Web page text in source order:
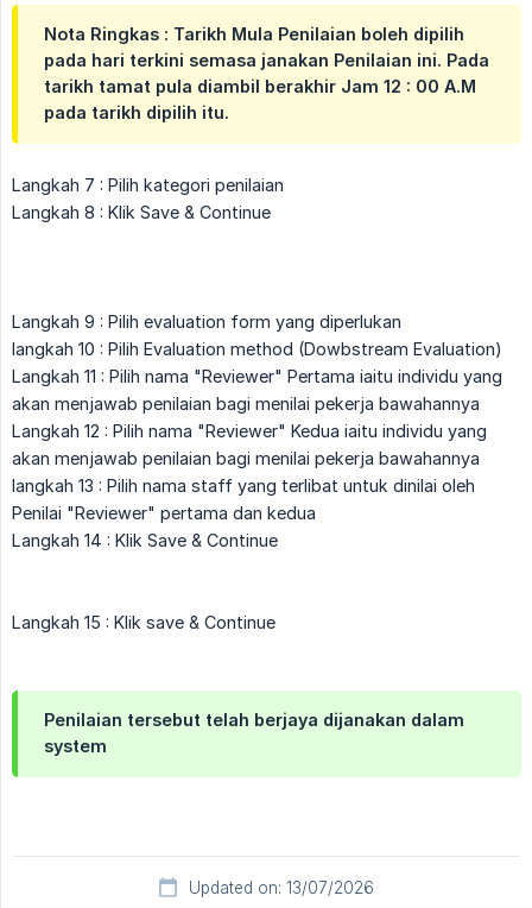
Nota Ringkas : Tarikh Mula Penilaian boleh dipilih
pada hari terkini semasa janakan Penilaian ini. Pada
tarikh tamat pula diambil berakhir Jam 12 : 00 A.M
pada tarikh dipilih itu.
Langkah 7 : Pilih kategori penilaian
Langkah 8 : Klik Save & Continue
Langkah 9 : Pilih evaluation form yang diperlukan
langkah 10 : Pilih Evaluation method (Dowbstream Evaluation)
Langkah 11 : Pilih nama "Reviewer" Pertama iaitu individu yang
akan menjawab penilaian bagi menilai pekerja bawahannya
Langkah 12 : Pilih nama "Reviewer" Kedua iaitu individu yang
akan menjawab penilaian bagi menilai pekerja bawahannya
langkah 13 : Pilih nama staff yang terlibat untuk dinilai oleh
Penilai "Reviewer" pertama dan kedua
Langkah 14 : Klik Save & Continue
Langkah 15 : Klik save & Continue
Penilaian tersebut telah berjaya dijanakan dalam
system
Updated on: 13/07/2026